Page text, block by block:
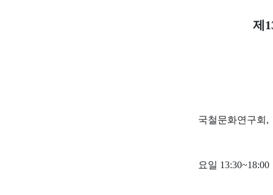
제
국철문화연구회 ,
요일 13:30~18:00